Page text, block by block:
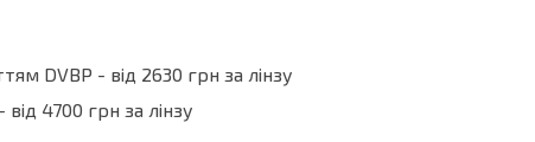
DVBP - від 2630 грн за лінзу
4700 грн за лінзу